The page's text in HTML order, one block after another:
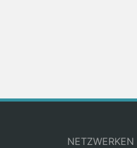
NETZWERKEN